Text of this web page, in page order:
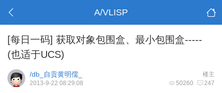
A/VLISP
[每日一码] 获取对象包围盒、最小包围盒-----
(也适于UCS)
楼主
/db_自贡黄明儒_
50260 247
2013-9-22 08:29:08